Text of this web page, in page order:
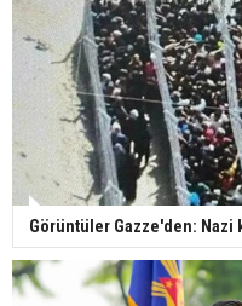
Görüntüler Gazze'den: Nazi